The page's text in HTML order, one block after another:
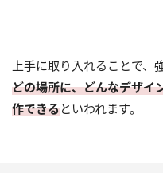
上手に取り入れることで、
どの場所に、どんなデザイ
作できるといわれます。